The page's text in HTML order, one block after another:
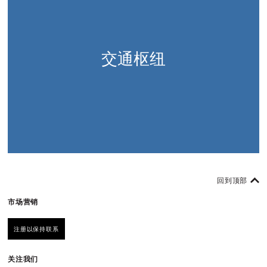
交通枢纽
市场营销
注册以保持联系
关注我们
回到顶部